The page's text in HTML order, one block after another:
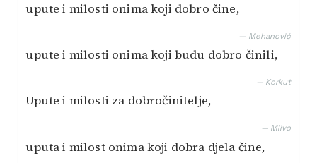
upute i milosti onima koji dobro čine,
— Mehanović
upute i milosti onima koji budu dobro činili,
— Korkut
Upute i milosti za dobročinitelje,
— Mlivo
uputa i milost onima koji dobra djela čine,